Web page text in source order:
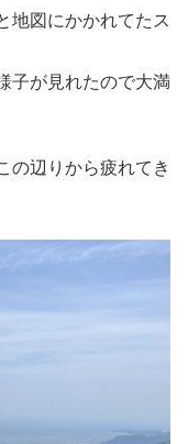
地図にかかれてたス
子が見れたので大満
の辺りから疲れてき